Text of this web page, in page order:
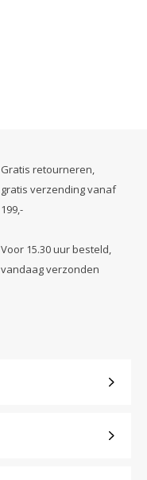
Gratis retourneren,
gratis verzending vanaf
199,-
Voor 15.30 uur besteld,
vandaag verzonden